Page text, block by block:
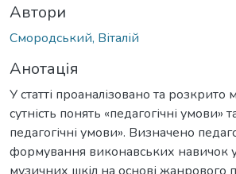
Автори
Смородський, Віталій
Анотація
У статті проаналізовано та розкрито
сутність понять «педагогічні умови»
педагогічні умови». Визначено
формування виконавських навичок